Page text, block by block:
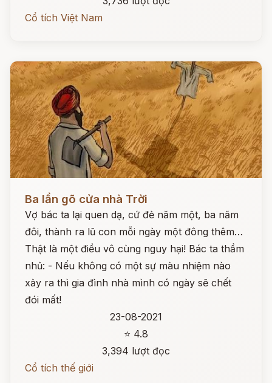
Cổ tích Việt Nam
Đọc ngay
Ba lần gõ cửa nhà Trời
Vợ bác ta lại quen dạ, cứ đẻ năm một, ba năm
đôi, thành ra lũ con mỗi ngày một đông thêm…
Thật là một điều vô cùng nguy hại! Bác ta thầm
nhủ: - Nếu không có một sự màu nhiệm nào
xảy ra thì gia đình nhà mình có ngày sẽ chết
đói mất!
23-08-2021
⭐ 4.8
3,394 lượt đọc
Cổ tích thế giới